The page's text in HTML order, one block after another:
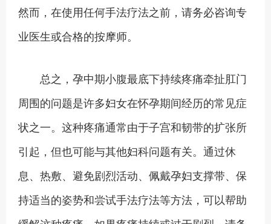
然而，在使用任何手法疗法之前，请务必咨询专
业医生或合格的按摩师。
总之，孕中期小腹最底下持续疼痛牵扯肛门
周围的问题是许多妇女在怀孕期间经历的常见症
状之一。这种疼痛通常由于子宫和韧带的扩张所
引起，但也可能与其他妇科问题有关。通过休
息、热敷、避免剧烈活动、佩戴孕妇支撑带、保
持适当的姿势和尝试手法疗法等方法，可以帮助